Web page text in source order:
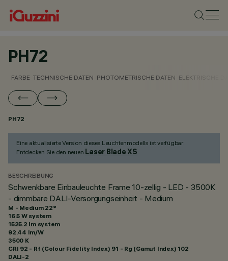
PH72
FARBE TECHNISCHE DATEN PHOTOMETRISCHE DATEN ELEKTRISCHE
PH72
Eine aktualisierte Version dieses Leuchtenmodells ist verfügbar:
Entdecken Sie den neuen Laser Blade XS.
BESCHREIBUNG
Schwenkbare Einbauleuchte Frame 10-zellig - LED - 3500K
- dimmbare DALI-Versorgungseinheit - Medium
M - Medium 22°
16.5 W system
1525.2 lm system
92.44 lm/W
3500 K
CRI 92 - Rf (Colour Fidelity Index) 91 - Rg (Gamut Index) 102
DALI-2